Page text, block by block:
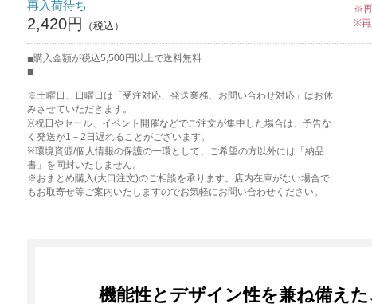
再入荷待ち
2,420円
※再
※再
購入金額が税込5,500円以上で送料無料
※土曜日、日曜日は「受注対応、発送業務、お問い合わせ対応」はお休
みさせていただきます。
※祝日やセール、イベント開催などでご注文が集中した場合は、予告な
く発送が1－2日遅れることがございます。
※環境資源/個人情報の保護の一環として、ご希望の方以外には「納品
書」を同封いたしません。
※おまとめ購入(大口注文)のご相談を承ります。店内在庫がない場合で
もお取寄せ等ご案内いたしますのでお気軽にお問い合わせください。
機能性とデザイン性を兼ね備え